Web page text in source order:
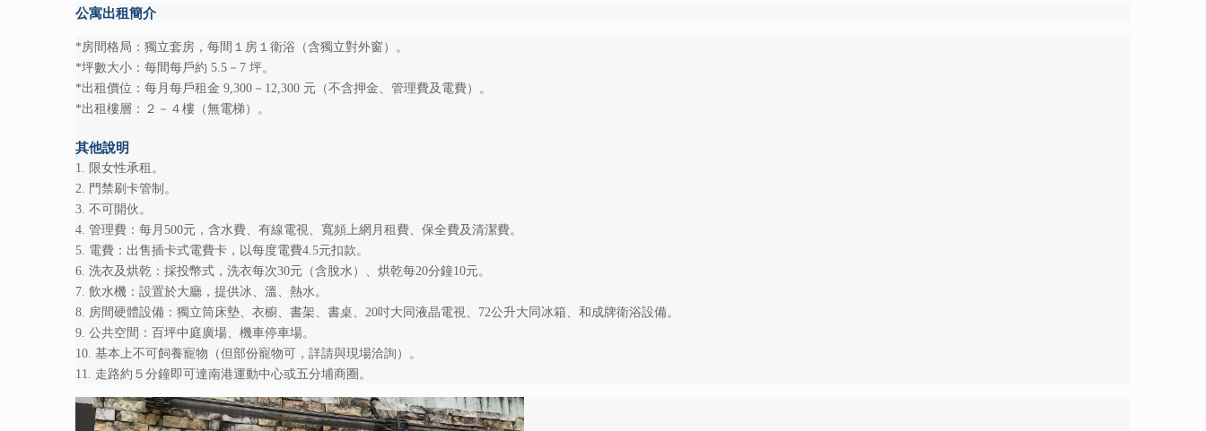
公寓出租簡介
*房間格局：獨立套房，每間１房１衛浴（含獨立對外窗）。
*坪數大小：每間每戶約 5.5－7 坪。
*出租價位：每月每戶租金 9,300－12,300 元（不含押金、管理費及電費）。
*出租樓層：２－４樓（無電梯）。
其他說明
1. 限女性承租。
2. 門禁刷卡管制。
3. 不可開伙。
4. 管理費：每月500元，含水費、有線電視、寬頻上網月租費、保全費及清潔費。
5. 電費：出售插卡式電費卡，以每度電費4.5元扣款。
6. 洗衣及烘乾：採投幣式，洗衣每次30元（含脫水）、烘乾每20分鐘10元。
7. 飲水機：設置於大廳，提供冰、溫、熱水。
8. 房間硬體設備：獨立筒床墊、衣櫥、書架、書桌、20吋大同液晶電視、72公升大同冰箱、和成牌衛浴設備。
9. 公共空間：百坪中庭廣場、機車停車場。
10. 基本上不可飼養寵物（但部份寵物可，詳請與現場洽詢）。
11. 走路約５分鐘即可達南港運動中心或五分埔商圈。